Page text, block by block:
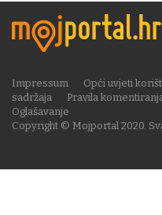
Copyright © Mojportal 2020.
Impressum Opći uvjeti
sadržaja
Pravila
Oglašavanje